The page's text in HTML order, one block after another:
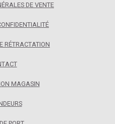
DE VENTE
RÉTRACTATION
MAGASIN